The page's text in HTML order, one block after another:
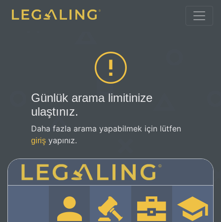
Günlük arama limitinize
ulaştınız.
Daha fazla arama yapabilmek için lütfen
giriş yapınız.